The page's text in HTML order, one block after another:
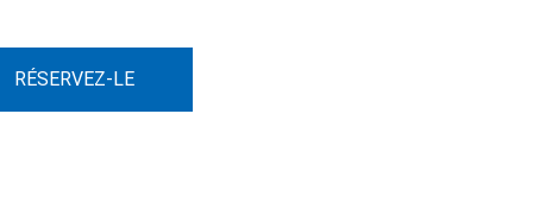
RÉSERVEZ-LE